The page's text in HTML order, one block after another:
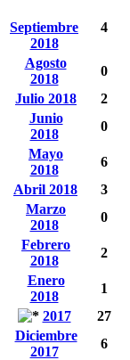
Septiembre
2018
4
Agosto
2018
0
Julio 2018
2
Junio
2018
0
Mayo
2018
6
Abril 2018
3
Marzo
2018
0
Febrero
2018
2
Enero
2018
1
2017
27
Diciembre
2017
6